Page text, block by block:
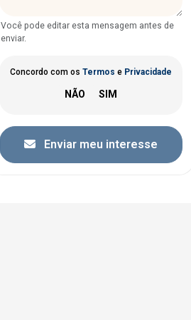
Você pode editar esta mensagem antes de
enviar.
Concordo com os Termos e Privacidade
Enviar meu interesse